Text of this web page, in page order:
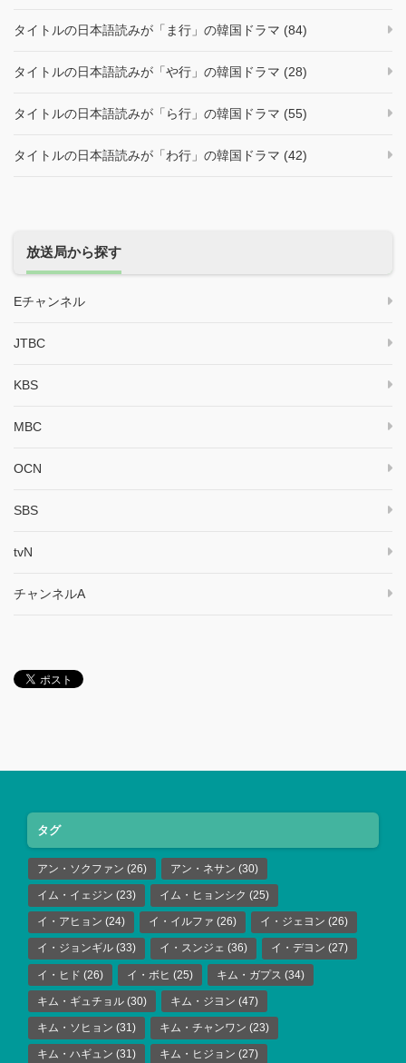
タイトルの日本語読みが「ま行」の韓国ドラマ (84)
タイトルの日本語読みが「や行」の韓国ドラマ (28)
タイトルの日本語読みが「ら行」の韓国ドラマ (55)
タイトルの日本語読みが「わ行」の韓国ドラマ (42)
放送局から探す
Eチャンネル
JTBC
KBS
MBC
OCN
SBS
tvN
チャンネルA
タグ
アン・ソクファン (26) アン・ネサン (30)
イム・イェジン (23) イム・ヒョンシク (25)
イ・アヒョン (24) イ・イルファ (26) イ・ジェヨン (26)
イ・ジョンギル (33) イ・スンジェ (36) イ・デヨン (27)
イ・ヒド (26) イ・ボヒ (25) キム・ガプス (34)
キム・ギュチョル (30) キム・ジヨン (47)
キム・ソヒョン (31) キム・チャンワン (23)
キム・ハギュン (31) キム・ヒジョン (27)